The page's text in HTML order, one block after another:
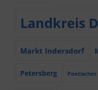
Landkreis
Markt Indersdorf
Petersberg Poetischer